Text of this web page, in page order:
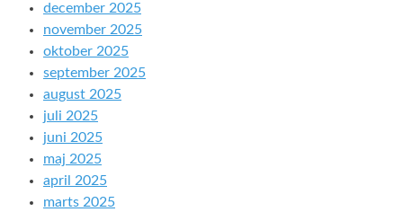
december 2025
november 2025
oktober 2025
september 2025
august 2025
juli 2025
juni 2025
maj 2025
april 2025
marts 2025